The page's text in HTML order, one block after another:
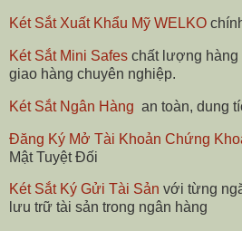
Két Sắt Xuất Khẩu Mỹ WELKO
Két Sắt Mini Safes chất lượng hàng
giao hàng chuyên nghiệp.
Két Sắt Ngân Hàng an toàn, dung
Đăng Ký Mở Tài Khoản Chứng
Mật Tuyệt Đối
Két Sắt Ký Gửi Tài Sản với từng
lưu trữ tài sản trong ngân hàng